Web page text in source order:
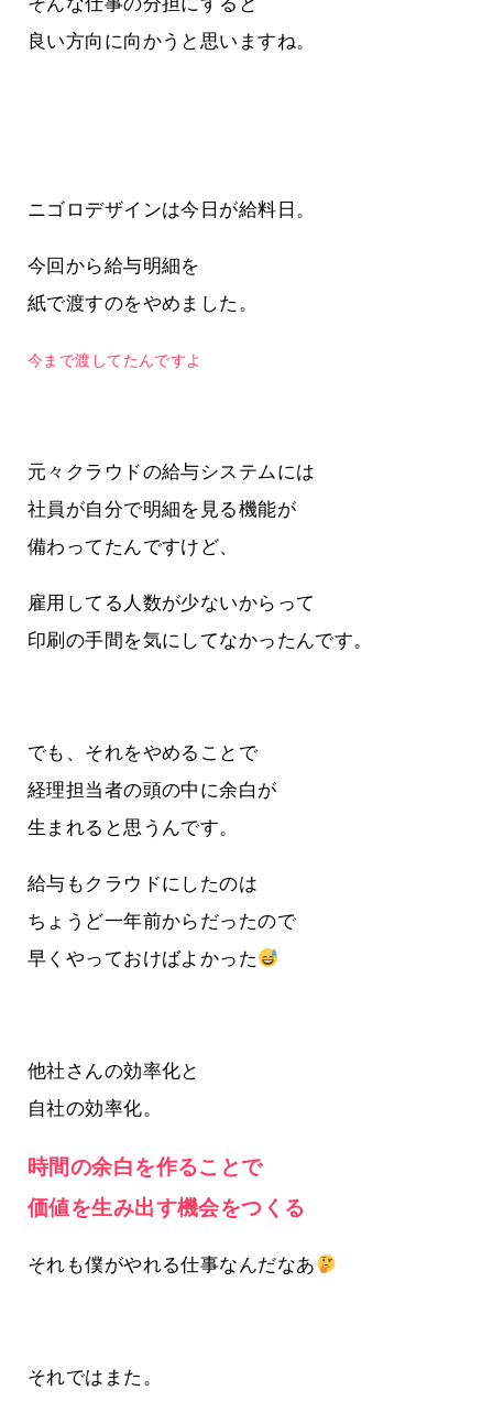
良い方向に向かうと思いますね。
ニゴロデザインは今日が給料日。
今回から給与明細を
紙で渡すのをやめました。
今まで渡してたんですよ
元々クラウドの給与システムには
社員が自分で明細を見る機能が
備わってたんですけど、
雇用してる人数が少ないからって
印刷の手間を気にしてなかったんです。
でも、それをやめることで
経理担当者の頭の中に余白が
生まれると思うんです。
給与もクラウドにしたのは
ちょうど一年前からだったので
早くやっておけばよかった
他社さんの効率化と
自社の効率化。
時間の余白を作ることで
価値を生み出す機会をつくる
それも僕がやれる仕事なんだなあ
それではまた。